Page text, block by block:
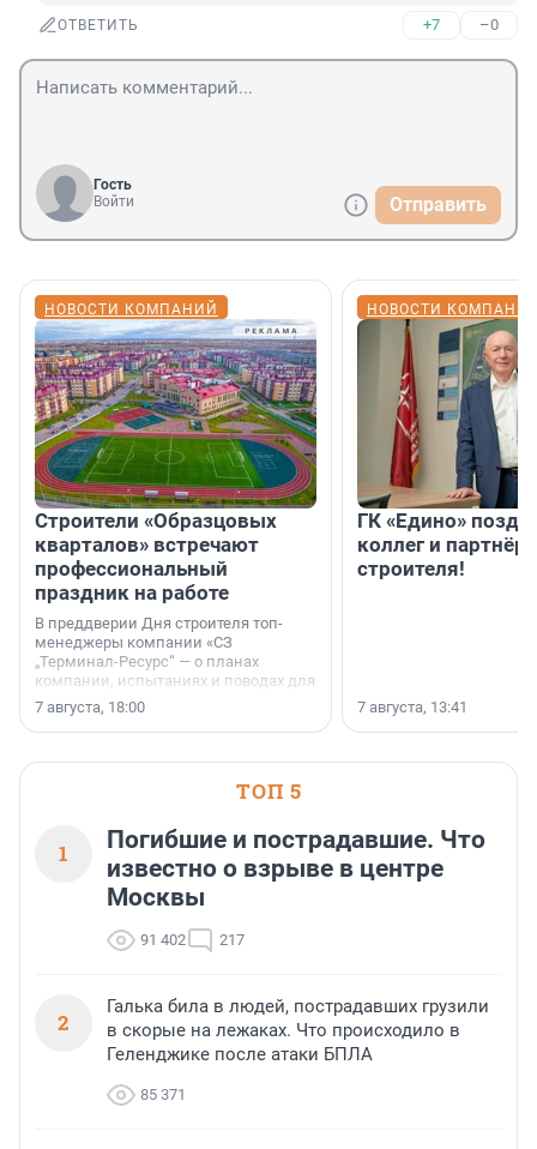
ОТВЕТИТЬ +7 –0
Гость
Войти
Отправить
НОВОСТИ КОМПАНИЙ
Строители «Образцовых
кварталов» встречают
профессиональный
праздник на работе
В преддверии Дня строителя топ-
менеджеры компании «СЗ
„Терминал-Ресурс“ — о планах
компании, испытаниях и поводах для
осторожного оптимизма.
7 августа, 18:00
НОВОСТИ
ГК «Едино»
коллег и
строителя!
7 августа, 13:41
ТОП 5
1
Погибшие и пострадавшие. Что
известно о взрыве в центре
Москвы
91 402 217
2
Галька била в людей, пострадавших грузили
в скорые на лежаках. Что происходило в
Геленджике после атаки БПЛА
85 371